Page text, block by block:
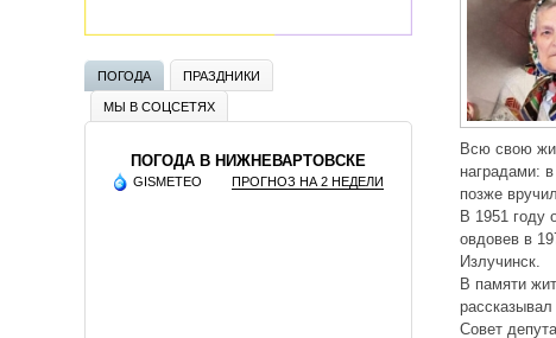
Всю свою
наградами:
позже
В 1951 году
овдовев в
Излучинск.
В памяти
Совет
ПОГОДА
ПРАЗДНИКИ
МЫ В СОЦСЕТЯХ
ПОГОДА В НИЖНЕВАРТОВСКЕ
GISMETEO ПРОГНОЗ НА 2 НЕДЕЛИ